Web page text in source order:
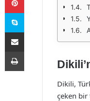
Dikili,
çeken bir
Skype
E-Posta ile paylaş